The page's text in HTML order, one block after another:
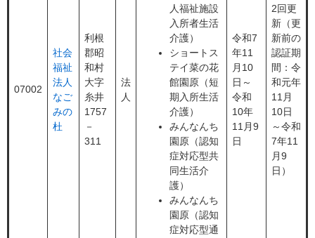
07002
社会
福祉
法人
なご
みの
杜
利根
郡昭
和村
大字
糸井
1757
－
311
法
人
人福祉施設
入所者生活
介護）
ショートス
テイ菜の花
館園原（短
期入所生活
介護）
みんなんち
園原（認知
症対応型共
同生活介
護）
みんなんち
園原（認知
症対応型通
令和7
年11
月10
日～
令和
10年
11月9
日
2回更
新（更
新前の
認証期
間：令
和元年
11月
10日
～令和
7年11
月9
日）